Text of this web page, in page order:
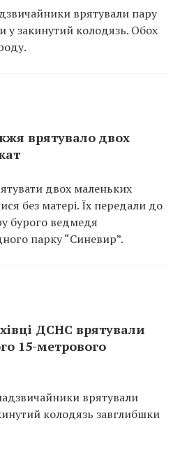
врятували пару
у закинутий колодязь. Обох
врятувало двох
двох маленьких
без матері. Їх передали до
бурого ведмедя
парку “Синевир”.
ДСНС врятували
15-метрового
врятували
колодязь завглибшки